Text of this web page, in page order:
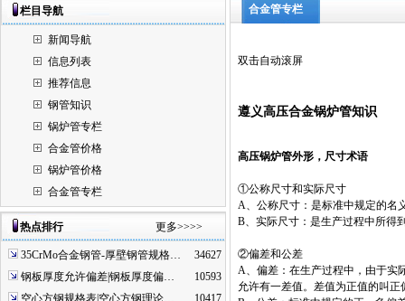
栏目导航
新闻导航
信息列表
推荐信息
钢管知识
锅炉管专栏
合金管价格
锅炉管价格
合金管专栏
热点排行 更多>>>>
35CrMo合金钢管-厚壁钢管规格…
34627
钢板厚度允许偏差|钢板厚度偏…
10593
空心方钢规格表|空心方钢理论…
10417
合金管专栏
双击自动滚屏
遵义高压合金锅炉管知识
高压锅炉管外形，尺寸术语
①公称尺寸和实际尺寸
A、公称尺寸：是标准中规定的名
B、实际尺寸：是生产过程中所得
②偏差和公差
A、偏差：在生产过程中，由于实
允许有一差值。差值为正值的叫